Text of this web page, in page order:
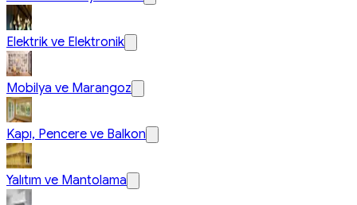
Elektrik ve Elektronik
Mobilya ve Marangoz
Kapı, Pencere ve Balkon
Yalıtım ve Mantolama